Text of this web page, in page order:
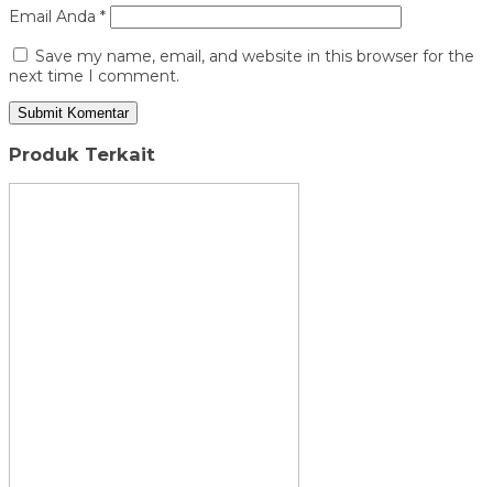
Email Anda *
Save my name, email, and website in this browser for the
next time I comment.
Produk Terkait